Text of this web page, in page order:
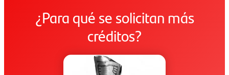
¿Para qué se solicitan más
créditos?